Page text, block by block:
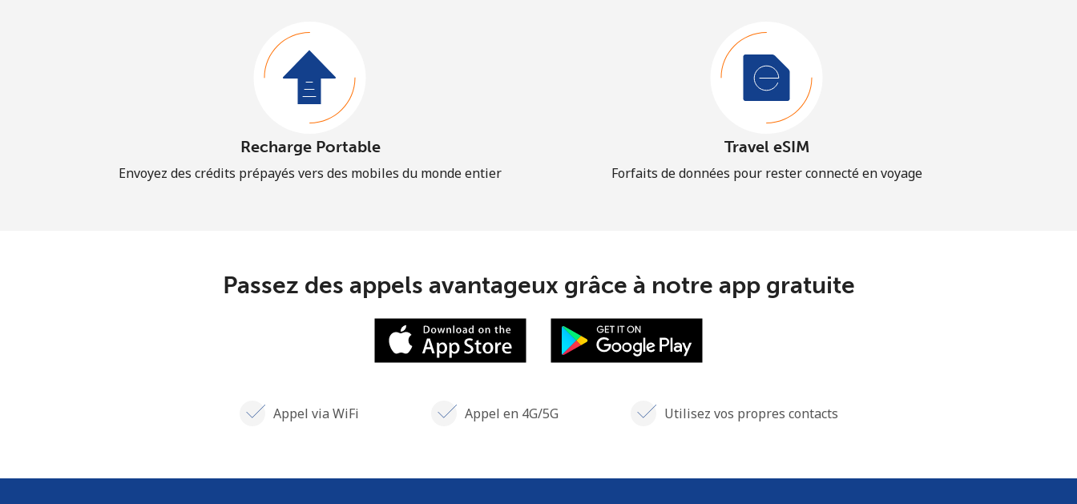
Recharge Portable
Envoyez des crédits prépayés vers des mobiles du monde entier
Travel eSIM
Forfaits de données pour rester connecté en voyage
Passez des appels avantageux grâce à notre app gratuite
Appel via WiFi Appel en 4G/5G Utilisez vos propres contacts